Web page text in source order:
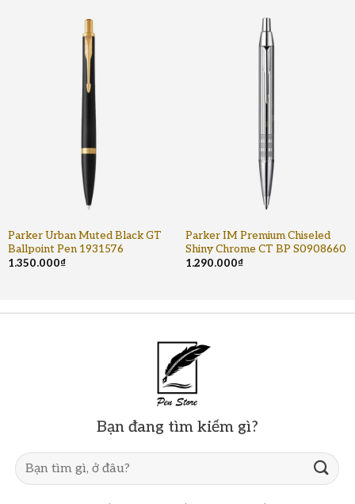
Parker Urban Muted Black GT
Ballpoint Pen 1931576
1.350.000₫
Parker IM Premium Chiseled
Shiny Chrome CT BP S0908660
1.290.000₫
Bạn đang tìm kiếm gì?